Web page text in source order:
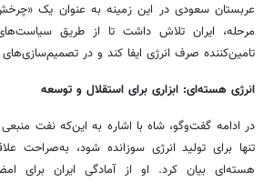
عربستان سعودی در این زمینه به عنوان یک
مرحله، ایران تلاش داشت تا از طریق
تامین‌کننده صرف انرژی ایفا کند و در تصمیم‌سازی‌های
انرژی هسته‌ای: ابزاری برای استقلال و توسعه
در ادامه گفت‌وگو، شاه با اشاره به این‌که نفت
تنها برای تولید انرژی سوزانده شود، به‌صراحت
هسته‌ای بیان کرد. او از آمادگی ایران برای